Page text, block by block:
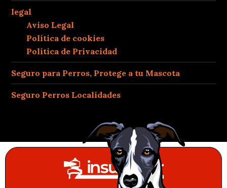
legal
Aviso Legal
Política de cookies
Política de Privacidad
Seguro para Perros, Protege a tu Mascota
Seguro Perros Localidades